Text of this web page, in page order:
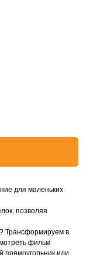
для маленьких
позволяя
Трансформируем в
фильм